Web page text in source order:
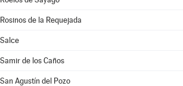
Rosinos de la Requejada
Salce
Samir de los Caños
San Agustín del Pozo